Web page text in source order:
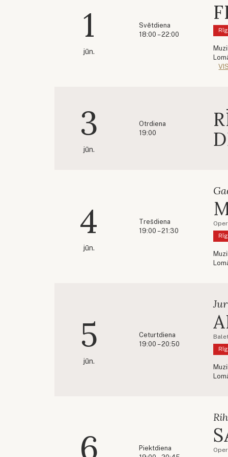
1
jūn.
Svētdiena
18:00 – 22:00
3
jūn.
Otrdiena
19:00
4
jūn.
Trešdiena
19:00 – 21:30
5
jūn.
Ceturtdiena
19:00 – 20:50
6
Piektdiena